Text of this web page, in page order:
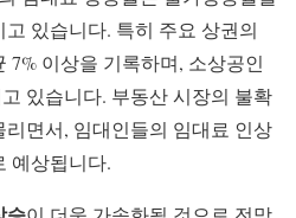
있습니다. 특히 주요 상권의
7% 이상을 기록하며, 소상공인
있습니다. 부동산 시장의 불확
면서, 임대인들의 임대료 인상
예상됩니다.